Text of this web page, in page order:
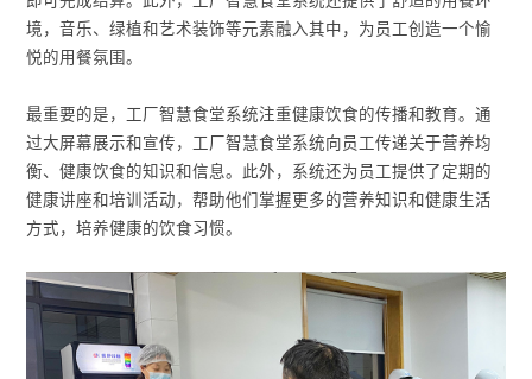
境，音乐、绿植和艺术装饰等元素融入其中，为员工创造一个愉
悦的用餐氛围。
最重要的是，工厂智慧食堂系统注重健康饮食的传播和教育。通
过大屏幕展示和宣传，工厂智慧食堂系统向员工传递关于营养均
衡、健康饮食的知识和信息。此外，系统还为员工提供了定期的
健康讲座和培训活动，帮助他们掌握更多的营养知识和健康生活
方式，培养健康的饮食习惯。